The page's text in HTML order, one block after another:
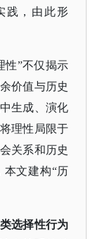
践，由此形
性”不仅揭示
价值与历史
生成、演化
理性局限于
关系和历史
本文建构“历
选择性行为